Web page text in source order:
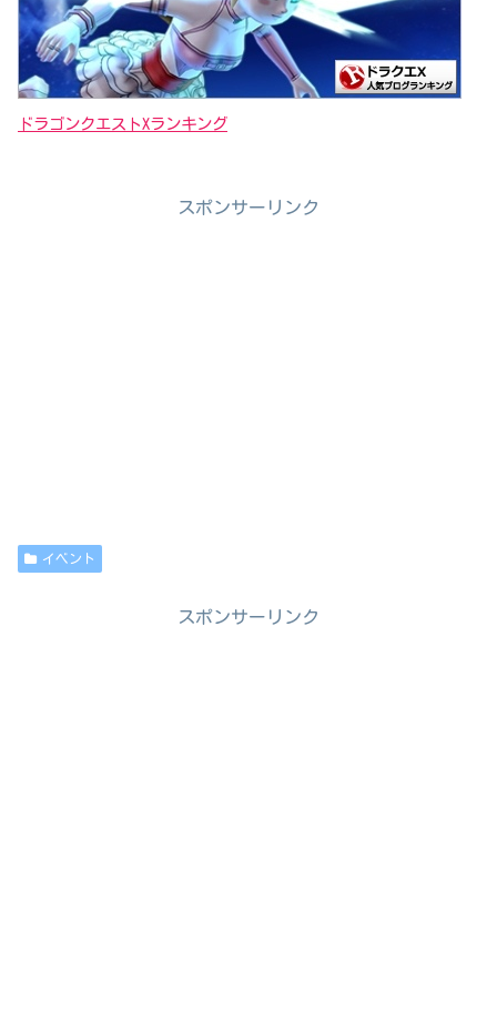
ドラゴンクエストXランキング
スポンサーリンク
イベント
スポンサーリンク